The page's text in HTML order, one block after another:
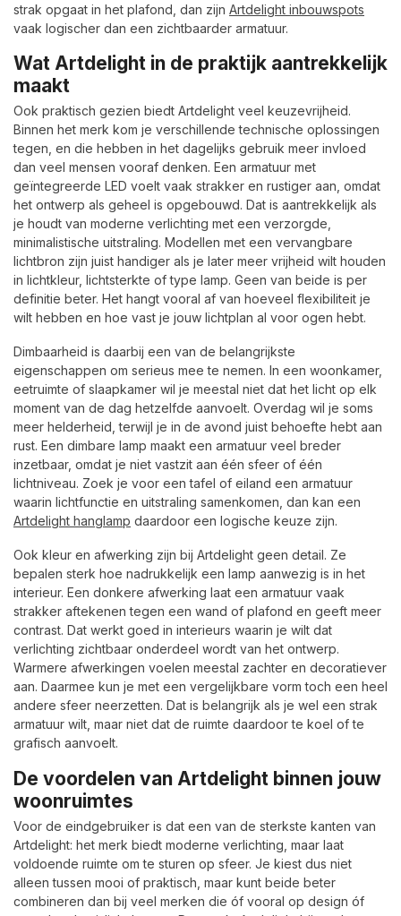
strak opgaat in het plafond, dan zijn Artdelight inbouwspots
vaak logischer dan een zichtbaarder armatuur.
Wat Artdelight in de praktijk aantrekkelijk
maakt
Ook praktisch gezien biedt Artdelight veel keuzevrijheid.
Binnen het merk kom je verschillende technische oplossingen
tegen, en die hebben in het dagelijks gebruik meer invloed
dan veel mensen vooraf denken. Een armatuur met
geïntegreerde LED voelt vaak strakker en rustiger aan, omdat
het ontwerp als geheel is opgebouwd. Dat is aantrekkelijk als
je houdt van moderne verlichting met een verzorgde,
minimalistische uitstraling. Modellen met een vervangbare
lichtbron zijn juist handiger als je later meer vrijheid wilt houden
in lichtkleur, lichtsterkte of type lamp. Geen van beide is per
definitie beter. Het hangt vooral af van hoeveel flexibiliteit je
wilt hebben en hoe vast je jouw lichtplan al voor ogen hebt.
Dimbaarheid is daarbij een van de belangrijkste
eigenschappen om serieus mee te nemen. In een woonkamer,
eetruimte of slaapkamer wil je meestal niet dat het licht op elk
moment van de dag hetzelfde aanvoelt. Overdag wil je soms
meer helderheid, terwijl je in de avond juist behoefte hebt aan
rust. Een dimbare lamp maakt een armatuur veel breder
inzetbaar, omdat je niet vastzit aan één sfeer of één
lichtniveau. Zoek je voor een tafel of eiland een armatuur
waarin lichtfunctie en uitstraling samenkomen, dan kan een
Artdelight hanglamp daardoor een logische keuze zijn.
Ook kleur en afwerking zijn bij Artdelight geen detail. Ze
bepalen sterk hoe nadrukkelijk een lamp aanwezig is in het
interieur. Een donkere afwerking laat een armatuur vaak
strakker aftekenen tegen een wand of plafond en geeft meer
contrast. Dat werkt goed in interieurs waarin je wilt dat
verlichting zichtbaar onderdeel wordt van het ontwerp.
Warmere afwerkingen voelen meestal zachter en decoratiever
aan. Daarmee kun je met een vergelijkbare vorm toch een heel
andere sfeer neerzetten. Dat is belangrijk als je wel een strak
armatuur wilt, maar niet dat de ruimte daardoor te koel of te
grafisch aanvoelt.
De voordelen van Artdelight binnen jouw
woonruimtes
Voor de eindgebruiker is dat een van de sterkste kanten van
Artdelight: het merk biedt moderne verlichting, maar laat
voldoende ruimte om te sturen op sfeer. Je kiest dus niet
alleen tussen mooi of praktisch, maar kunt beide beter
combineren dan bij veel merken die óf vooral op design óf